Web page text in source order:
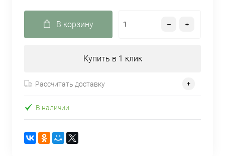
В корзину
Купить в 1 клик
Рассчитать доставку
В наличии